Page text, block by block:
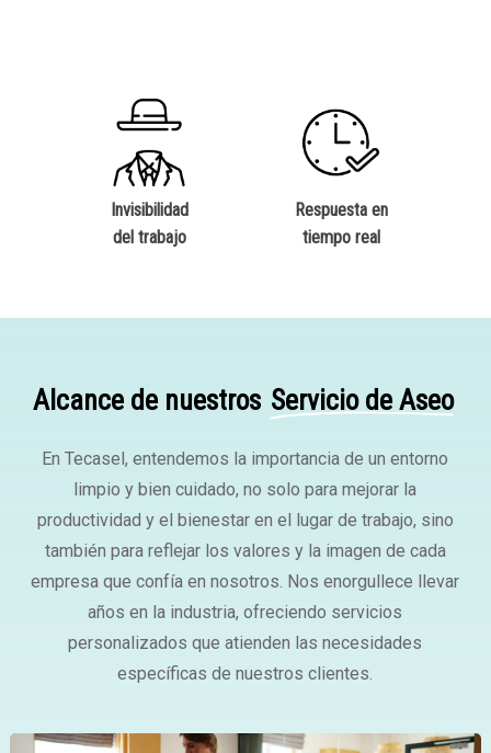
Invisibilidad
del trabajo
Respuesta en
tiempo real
Alcance de nuestros Servicio de Aseo
En Tecasel, entendemos la importancia de un entorno
limpio y bien cuidado, no solo para mejorar la
productividad y el bienestar en el lugar de trabajo, sino
también para reflejar los valores y la imagen de cada
empresa que confía en nosotros. Nos enorgullece llevar
años en la industria, ofreciendo servicios
personalizados que atienden las necesidades
específicas de nuestros clientes.